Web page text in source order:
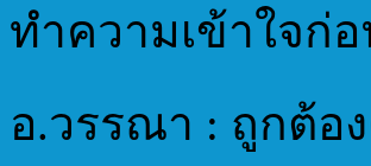
ทำความเข้าใจก่
อ.วรรณา : ถูกต้อ